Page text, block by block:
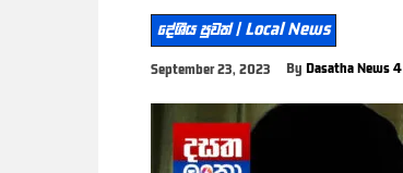
දේශීය පුවත් | Local News
September 23, 2023 By Dasatha News 4